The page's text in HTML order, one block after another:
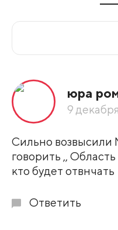
По
юра
9
Сильно возвысили
говорить ,,
кто будет отвнчать
Ответить